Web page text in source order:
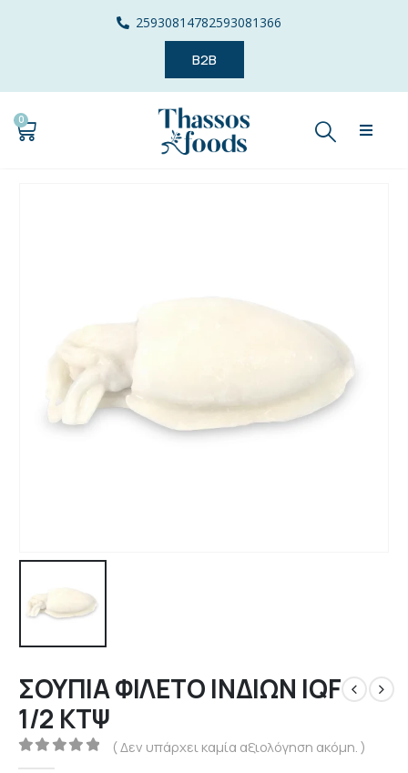
25930814782593081366
B2B
0
ΣΟΥΠΙΑ ΦΙΛΕΤΟ ΙΝΔΙΩΝ IQF
1/2 ΚΤΨ
0out of 5
( Δεν υπάρχει καμία αξιολόγηση ακόμη. )